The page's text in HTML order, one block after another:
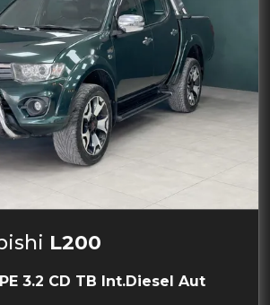
L200
3.2 CD TB Int.Diesel Aut